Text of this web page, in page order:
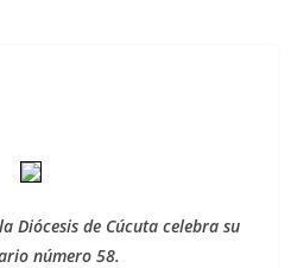
Diócesis de Cúcuta celebra su
número 58.